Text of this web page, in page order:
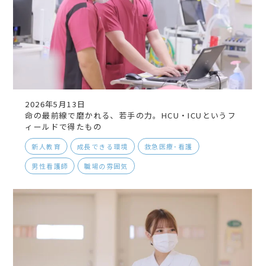
2026年5月13日
命の最前線で磨かれる、若手の力。HCU・ICUというフ
ィールドで得たもの
新人教育 成長できる環境 救急医療･看護
男性看護師 職場の雰囲気